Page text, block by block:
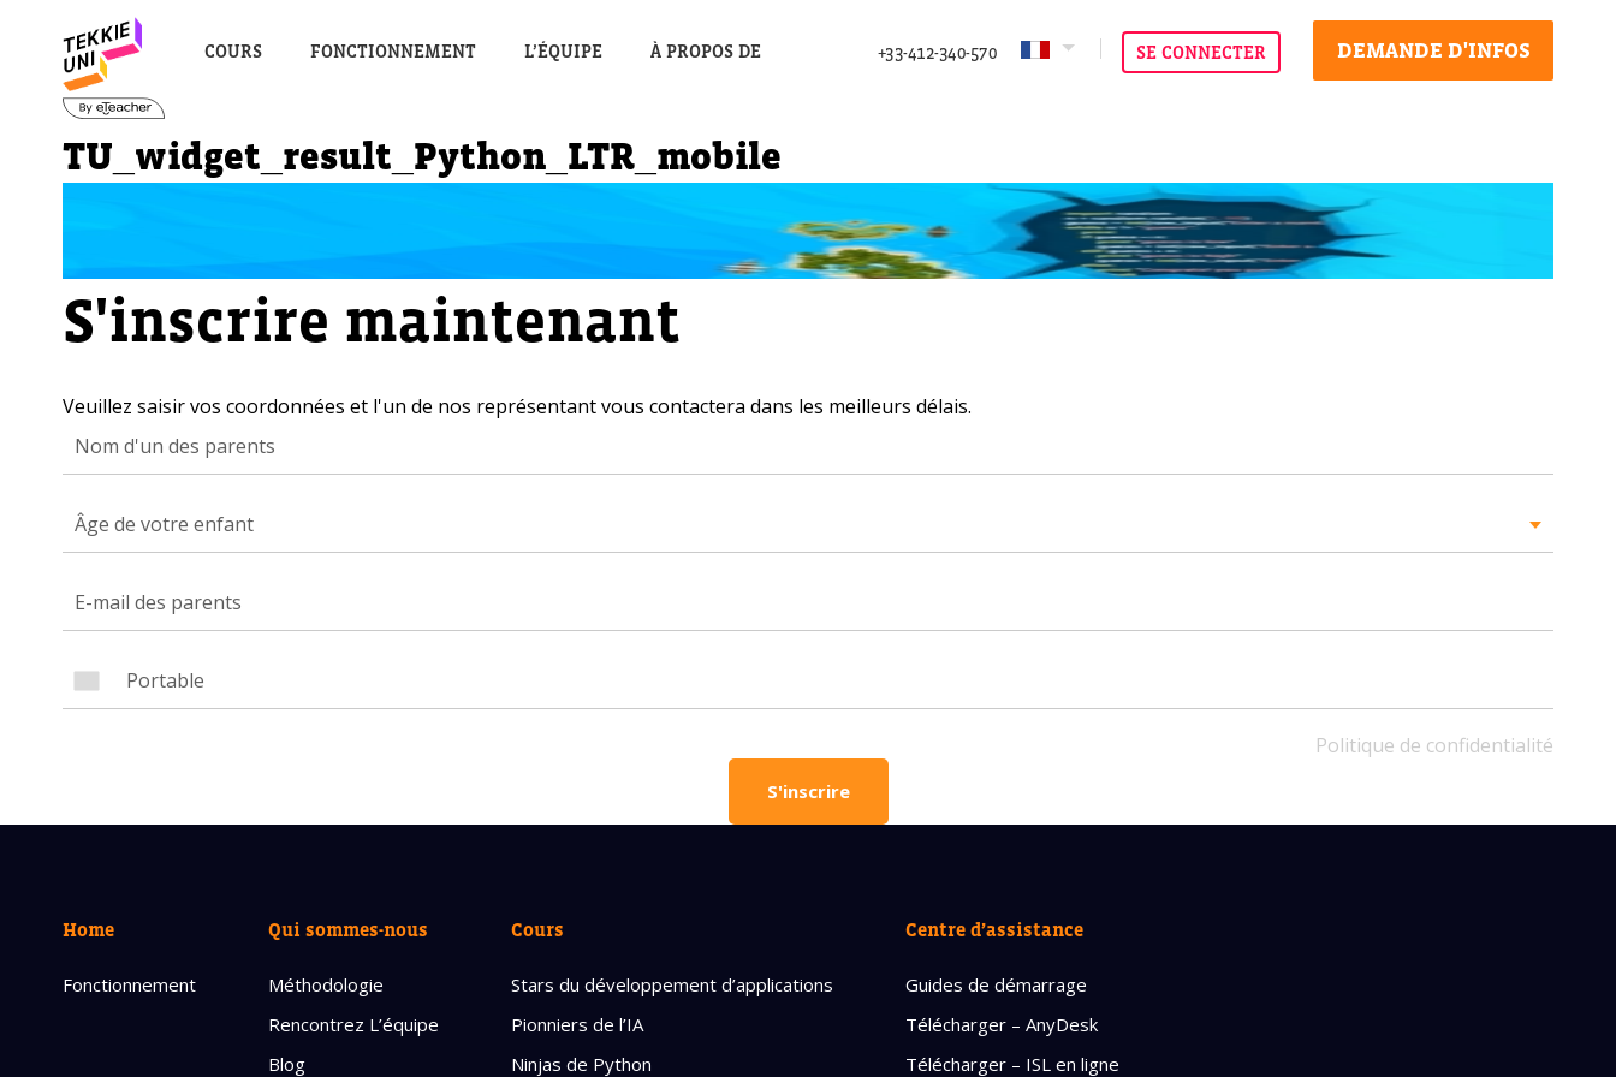
COURS FONCTIONNEMENT L’ÉQUIPE À PROPOS DE DEMANDE D'INFOS
+33-412-340-570 SE CONNECTER
TU_widget_result_Python_LTR_mobile
S'inscrire maintenant
Veuillez saisir vos coordonnées et l'un de nos représentant vous contactera dans les meilleurs délais.
Âge de votre enfant
Politique de confidentialité
S'inscrire
Home
Fonctionnement
Qui sommes-nous
Méthodologie
Rencontrez L’équipe
Blog
Cours
Stars du développement d’applications
Pionniers de l’IA
Ninjas de Python
Centre d’assistance
Guides de démarrage
Télécharger – AnyDesk
Télécharger – ISL en ligne
Âge de votre enfant
E-mail des parents Numéro de téléphone portable
Politique de confidentialité
OBTENIR PLUS D’INFOS